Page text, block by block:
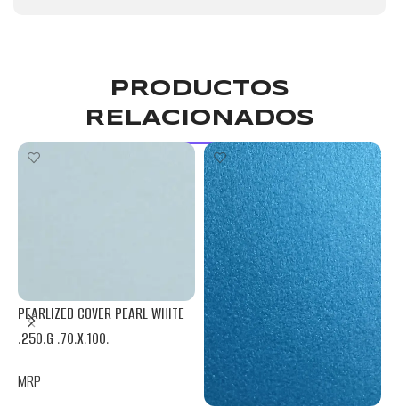
PRODUCTOS
RELACIONADOS
PEARLIZED COVER PEARL WHITE
.250.G .70.X.100.
MRP